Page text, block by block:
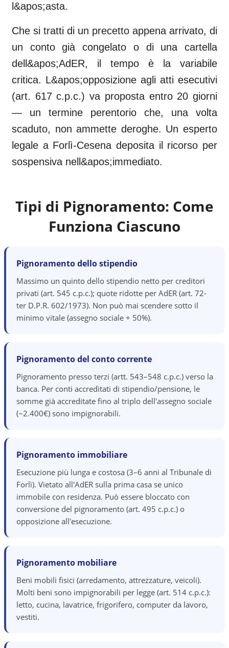
l&apos;asta.
Che si tratti di un precetto appena arrivato, di
un conto già congelato o di una cartella
dell&apos;AdER, il tempo è la variabile
critica. L&apos;opposizione agli atti esecutivi
(art. 617 c.p.c.) va proposta entro 20 giorni
— un termine perentorio che, una volta
scaduto, non ammette deroghe. Un esperto
legale a Forlì-Cesena deposita il ricorso per
sospensiva nell&apos;immediato.
Tipi di Pignoramento: Come
Funziona Ciascuno
Pignoramento dello stipendio
Massimo un quinto dello stipendio netto per creditori
privati (art. 545 c.p.c.); quote ridotte per AdER (art. 72-
ter D.P.R. 602/1973). Non può mai scendere sotto il
minimo vitale (assegno sociale + 50%).
Pignoramento del conto corrente
Pignoramento presso terzi (artt. 543–548 c.p.c.) verso la
banca. Per conti accreditati di stipendio/pensione, le
somme già accreditate fino al triplo dell'assegno sociale
(~2.400€) sono impignorabili.
Pignoramento immobiliare
Esecuzione più lunga e costosa (3–6 anni al Tribunale di
Forlì). Vietato all'AdER sulla prima casa se unico
immobile con residenza. Può essere bloccato con
conversione del pignoramento (art. 495 c.p.c.) o
opposizione all'esecuzione.
Pignoramento mobiliare
Beni mobili fisici (arredamento, attrezzature, veicoli).
Molti beni sono impignorabili per legge (art. 514 c.p.c.):
letto, cucina, lavatrice, frigorifero, computer da lavoro,
vestiti.